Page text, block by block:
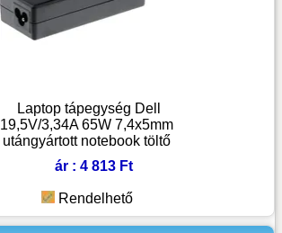
Laptop tápegység Dell
19,5V/3,34A 65W 7,4x5mm
utángyártott notebook töltő
ár : 4 813 Ft
Rendelhető